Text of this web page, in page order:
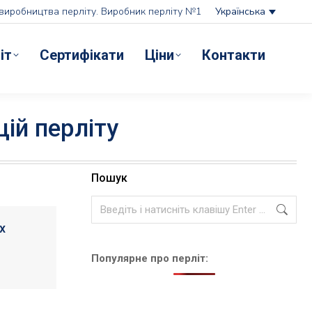
виробництва перліту. Виробник перліту №1 Українська
Cертифікати Ціни Контакти
перліту
Пошук
Популярне про перліт: